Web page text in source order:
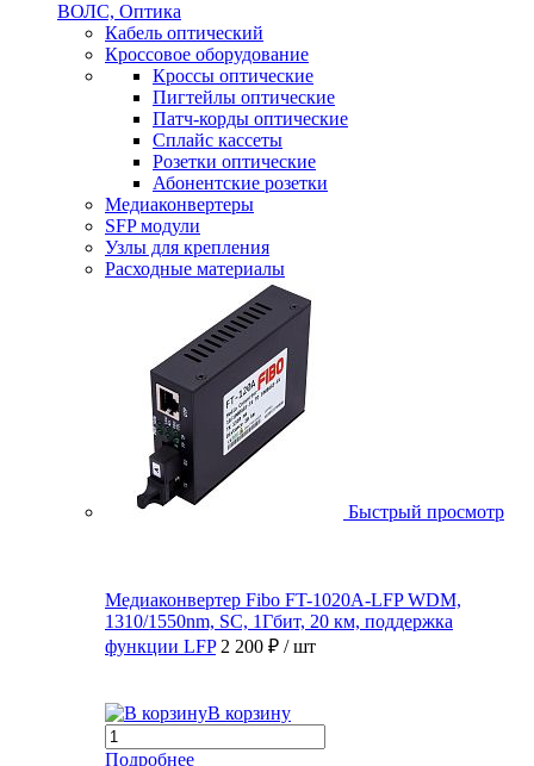
ВОЛС, Оптика
Кабель оптический
Кроссовое оборудование
Кроссы оптические
Пигтейлы оптические
Патч-корды оптические
Сплайс кассеты
Розетки оптические
Абонентские розетки
Медиаконвертеры
SFP модули
Узлы для крепления
Расходные материалы
Быстрый просмотр
Медиаконвертер Fibo FT-1020A-LFP WDM,
1310/1550nm, SC, 1Гбит, 20 км, поддержка
функции LFP 2 200 ₽ / шт
В корзину
Подробнее